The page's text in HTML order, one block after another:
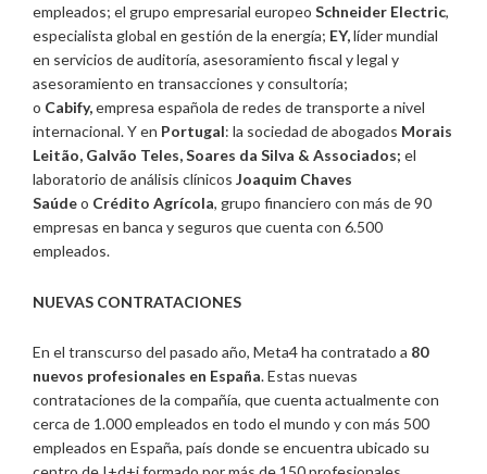
empleados; el grupo empresarial europeo Schneider Electric,
especialista global en gestión de la energía; EY,líder mundial
en servicios de auditoría, asesoramiento fiscal y legal y
asesoramiento en transacciones y consultoría;
o Cabify,empresa española de redes de transporte a nivel
internacional. Y en Portugal: la sociedad de abogados Morais
Leitão, Galvão Teles, Soares da Silva & Associados; el
laboratorio de análisis clínicos Joaquim Chaves
Saúdeo Crédito Agrícola, grupo financiero con más de 90
empresas en banca y seguros que cuenta con 6.500
empleados.
NUEVAS CONTRATACIONES
En el transcurso del pasado año, Meta4 ha contratado a 80
nuevos profesionales en España. Estas nuevas
contrataciones de la compañía, que cuenta actualmente con
cerca de 1.000 empleados en todo el mundo y con más 500
empleados en España, país donde se encuentra ubicado su